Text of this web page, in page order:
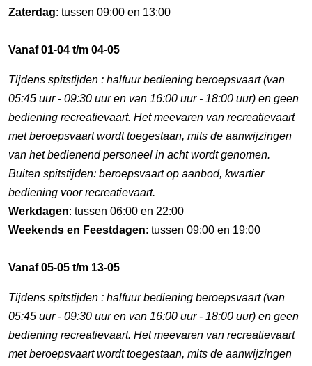
Zaterdag: tussen 09:00 en 13:00
Vanaf 01-04 t/m 04-05
Tijdens spitstijden : halfuur bediening beroepsvaart (van
05:45 uur - 09:30 uur en van 16:00 uur - 18:00 uur) en geen
bediening recreatievaart. Het meevaren van recreatievaart
met beroepsvaart wordt toegestaan, mits de aanwijzingen
van het bedienend personeel in acht wordt genomen.
Buiten spitstijden: beroepsvaart op aanbod, kwartier
bediening voor recreatievaart.
Werkdagen: tussen 06:00 en 22:00
Weekends en Feestdagen: tussen 09:00 en 19:00
Vanaf 05-05 t/m 13-05
Tijdens spitstijden : halfuur bediening beroepsvaart (van
05:45 uur - 09:30 uur en van 16:00 uur - 18:00 uur) en geen
bediening recreatievaart. Het meevaren van recreatievaart
met beroepsvaart wordt toegestaan, mits de aanwijzingen